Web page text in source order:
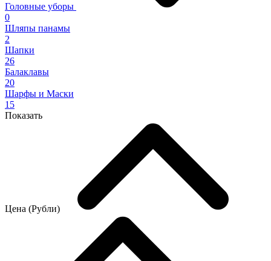
Головные уборы
0
Шляпы панамы
2
Шапки
26
Балаклавы
20
Шарфы и Маски
15
Показать
Цена (Рубли)